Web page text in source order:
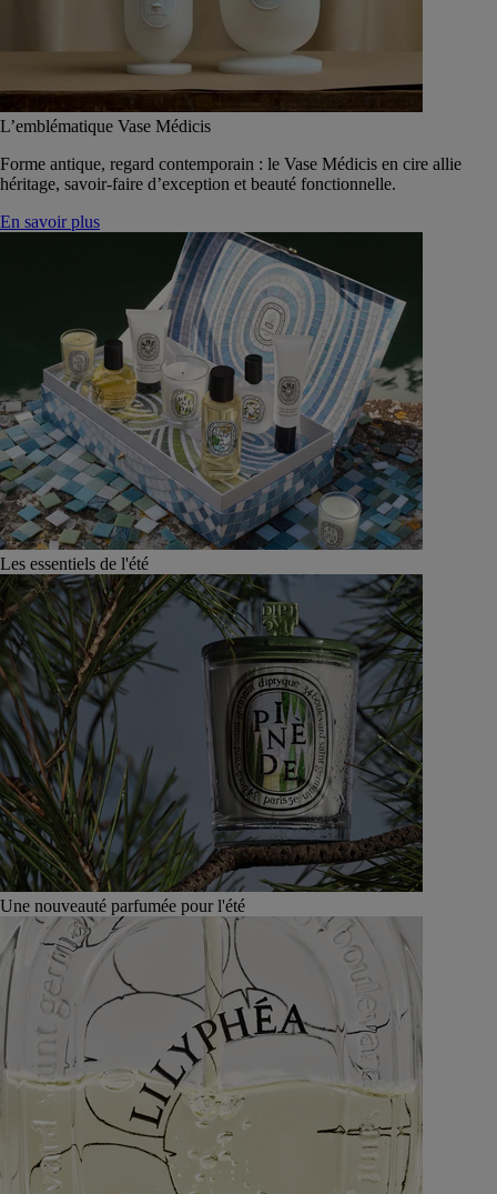
L’emblématique Vase Médicis
Forme antique, regard contemporain : le Vase Médicis en cire allie
héritage, savoir-faire d’exception et beauté fonctionnelle.
En savoir plus
Les essentiels de l'été
Une nouveauté parfumée pour l'été